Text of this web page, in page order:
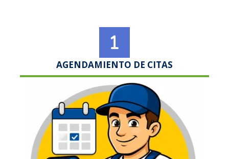
AGENDAMIENTO DE CITAS